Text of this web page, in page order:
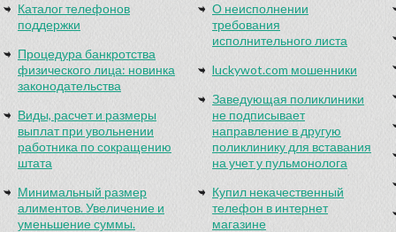
Каталог телефонов
поддержки
Процедура банкротства
физического лица: новинка
законодательства
Виды, расчет и размеры
выплат при увольнении
работника по сокращению
штата
Минимальный размер
алиментов. Увеличение и
уменьшение суммы.
О неисполнении
требования
исполнительного листа
luckywot.com мошенники
Заведующая поликлиники
не подписывает
направление в другую
поликлинику для вставания
на учет у пульмонолога
Купил некачественный
телефон в интернет
магазине